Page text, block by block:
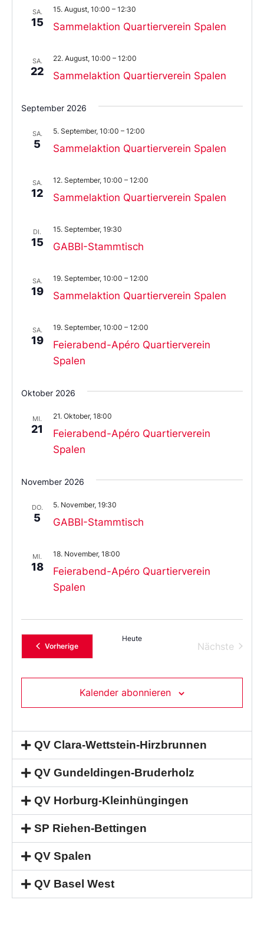
aus.
SA.
15 Sammelaktion Quartierverein Spalen
15. August, 10:00 – 12:30
SA.
22 Sammelaktion Quartierverein Spalen
22. August, 10:00 – 12:00
September 2026
SA.
5 Sammelaktion Quartierverein Spalen
5. September, 10:00 – 12:00
SA.
12 Sammelaktion Quartierverein Spalen
12. September, 10:00 – 12:00
DI.
15 GABBI-Stammtisch
15. September, 19:30
SA.
19 Sammelaktion Quartierverein Spalen
19. September, 10:00 – 12:00
SA.
19
Feierabend-Apéro Quartierverein
Spalen
19. September, 10:00 – 12:00
Oktober 2026
MI.
21
Feierabend-Apéro Quartierverein
Spalen
21. Oktober, 18:00
November 2026
DO.
5 GABBI-Stammtisch
5. November, 19:30
MI.
18
Feierabend-Apéro Quartierverein
Spalen
18. November, 18:00
VorherigeVeranstaltungen
Heute
Nächste
Kalender abonnieren
QV Clara-Wettstein-Hirzbrunnen
QV Gundeldingen-Bruderholz
QV Horburg-Kleinhüngingen
SP Riehen-Bettingen
QV Spalen
QV Basel West